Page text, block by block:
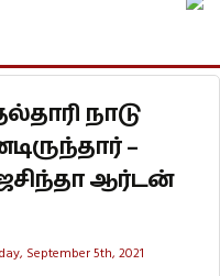
நாடு
–
ஆர்டன்
September 5th, 2021